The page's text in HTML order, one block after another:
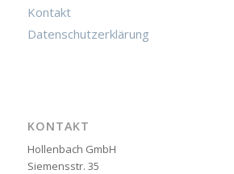
Kontakt
Datenschutzerklärung
KONTAKT
Hollenbach GmbH
Siemensstr. 35